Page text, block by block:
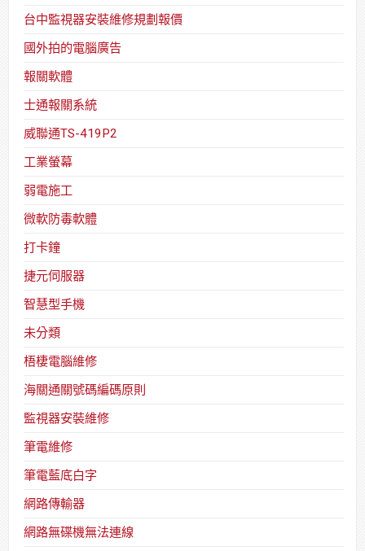
台中監視器安裝維修規劃報價
國外拍的電腦廣告
報關軟體
士通報關系統
威聯通TS-419P2
工業螢幕
弱電施工
微軟防毒軟體
打卡鐘
捷元伺服器
智慧型手機
未分類
梧棲電腦維修
海關通關號碼編碼原則
監視器安裝維修
筆電維修
筆電藍底白字
網路傳輸器
網路無碟機無法連線